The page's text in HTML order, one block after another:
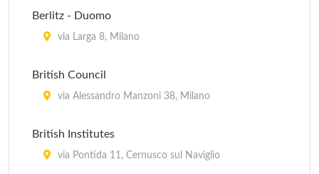
Centro di Formazione Sant' Elembardo
Berlitz - Duomo
via Larga 8, Milano
British Council
via Alessandro Manzoni 38, Milano
British Institutes
via Pontida 11, Cernusco sul Naviglio